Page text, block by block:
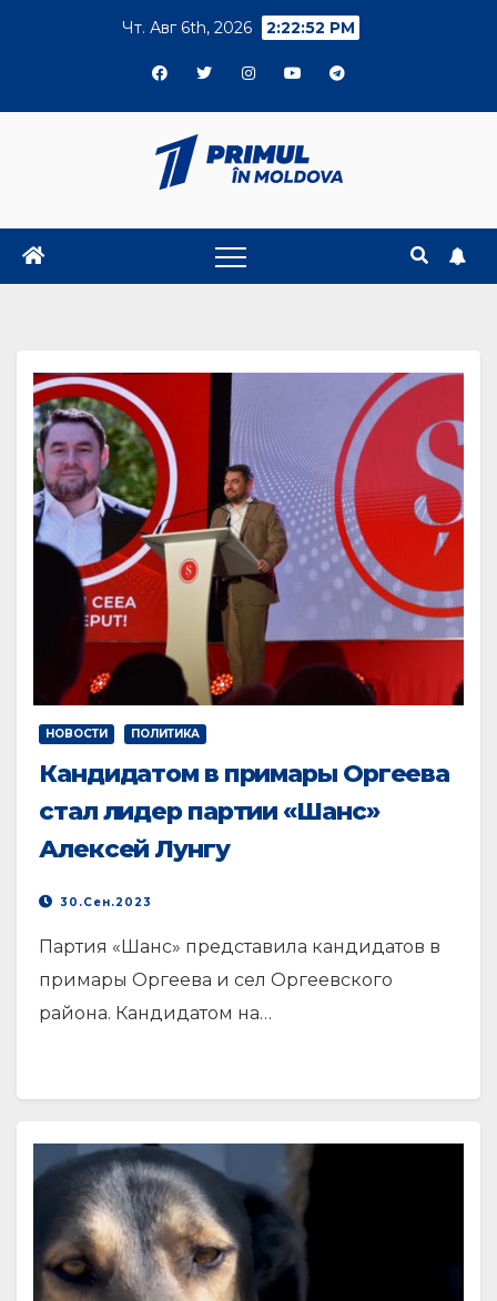
Чт. Авг 6th, 2026 2:22:54 PM
НОВОСТИ ПОЛИТИКА
Кандидатом в примары Оргеева
стал лидер партии «Шанс»
Алексей Лунгу
30.Сен.2023
Партия «Шанс» представила кандидатов в
примары Оргеева и сел Оргеевского
района. Кандидатом на…